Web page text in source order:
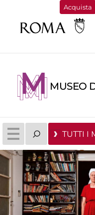
Acquista
MUSEO
TUTTI I